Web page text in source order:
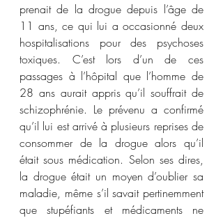
prenait de la drogue depuis l’âge de
11 ans, ce qui lui a occasionné deux
hospitalisations pour des psychoses
toxiques. C’est lors d’un de ces
passages à l’hôpital que l’homme de
28 ans aurait appris qu’il souffrait de
schizophrénie. Le prévenu a confirmé
qu’il lui est arrivé à plusieurs reprises de
consommer de la drogue alors qu’il
était sous médication. Selon ses dires,
la drogue était un moyen d’oublier sa
maladie, même s’il savait pertinemment
que stupéfiants et médicaments ne